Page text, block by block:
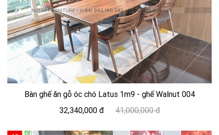
Bàn ghế ăn gỗ óc chó Latus 1m9 - ghế Walnut 004
32,340,000 đ
41,000,000 đ